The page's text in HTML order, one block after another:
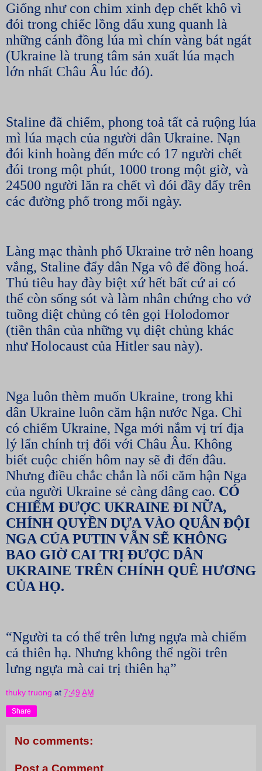
Giống như con chim xinh đẹp chết khô vì
đói trong chiếc lồng dẩu xung quanh là
những cánh đồng lúa mì chín vàng bát ngát
(Ukraine là trung tâm sản xuất lúa mạch
lớn nhất Châu Âu lúc đó).
Staline đã chiếm, phong toả tất cả ruộng lúa
mì lúa mạch của người dân Ukraine. Nạn
đói kinh hoàng đến mức có 17 người chết
đói trong một phút, 1000 trong một giờ, và
24500 người lăn ra chết vì đói đầy dẩy trên
các đường phố trong mổi ngày.
Làng mạc thành phố Ukraine trở nên hoang
vắng, Staline đẩy dân Nga vô để đồng hoá.
Thủ tiêu hay đày biệt xứ hết bất cứ ai có
thể còn sống sót và làm nhân chứng cho vở
tuồng diệt chủng có tên gọi Holodomor
(tiền thân của những vụ diệt chủng khác
như Holocaust của Hitler sau này).
Nga luôn thèm muốn Ukraine, trong khi
dân Ukraine luôn căm hận nước Nga. Chỉ
có chiếm Ukraine, Nga mới nắm vị trí địa
lý lẩn chính trị đối với Châu Âu. Không
biết cuộc chiến hôm nay sẽ đi đến đâu.
Nhưng điều chắc chắn là nổi căm hận Nga
của người Ukraine sẻ càng dâng cao. CÓ
CHIẾM ĐƯỢC UKRAINE ĐI NỮA,
CHÍNH QUYỀN DỰA VÀO QUÂN ĐỘI
NGA CỦA PUTIN VẪN SẼ KHÔNG
BAO GIỜ CAI TRỊ ĐƯỢC DÂN
UKRAINE TRÊN CHÍNH QUÊ HƯƠNG
CỦA HỌ.
“Người ta có thể trên lưng ngựa mà chiếm
cả thiên hạ. Nhưng không thể ngồi trên
lưng ngựa mà cai trị thiên hạ”
thuky truong at 7:49 AM
Share
No comments:
Post a Comment